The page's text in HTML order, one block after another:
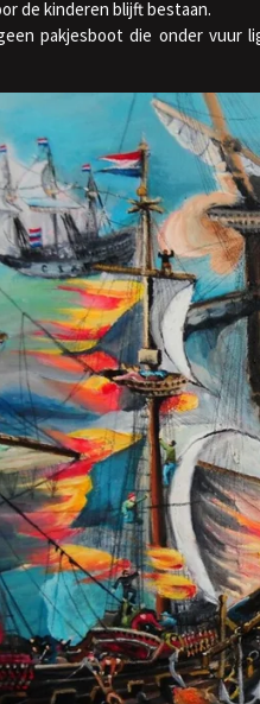
de kinderen blijft bestaan.
pakjesboot die onder vuur